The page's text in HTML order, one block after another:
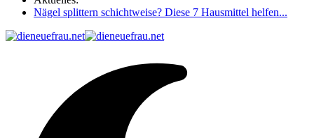
Nägel splittern schichtweise? Diese 7 Hausmittel helfen...